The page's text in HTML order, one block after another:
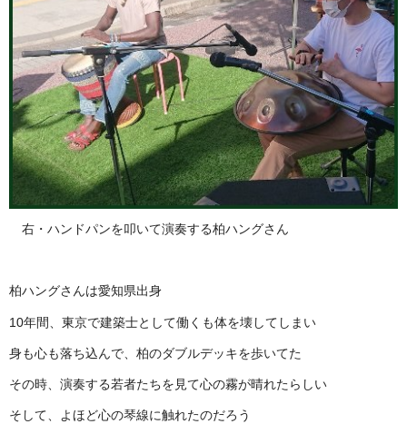
右・ハンドパンを叩いて演奏する柏ハングさん
柏ハングさんは愛知県出身
10年間、東京で建築士として働くも体を壊してしまい
身も心も落ち込んで、柏のダブルデッキを歩いてた
その時、演奏する若者たちを見て心の霧が晴れたらしい
そして、よほど心の琴線に触れたのだろう